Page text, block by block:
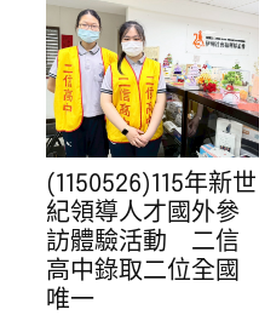
(1150526)115年新世
紀領導人才國外參
訪體驗活動 二信
高中錄取二位全國
唯一